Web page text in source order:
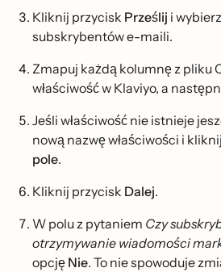
Kliknij przycisk Prześlij i
subskrybentów e-maili.
Zmapuj każdą kolumnę z pliku
właściwość w Klaviyo, a
Jeśli właściwość nie istnieje
nową nazwę właściwości i
pole.
Kliknij przycisk Dalej.
W polu z pytaniem Czy
otrzymywanie wiadomości
opcję Nie. To nie spowoduje